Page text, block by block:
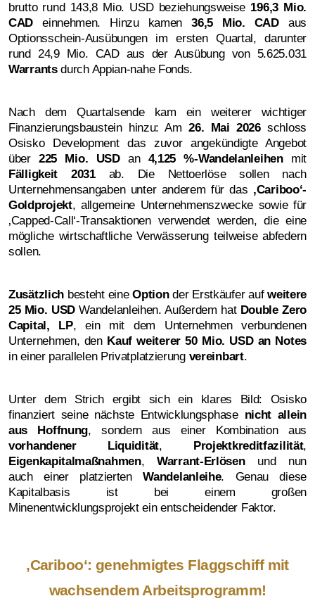
brutto rund 143,8 Mio. USD beziehungsweise 196,3 Mio.
CAD einnehmen. Hinzu kamen36,5 Mio. CAD aus
Optionsschein-Ausübungen im ersten Quartal, darunter
rund 24,9 Mio. CAD aus der Ausübung von 5.625.031
Warrantsdurch Appian-nahe Fonds.
Nach dem Quartalsende kam ein weiterer wichtiger
Finanzierungsbaustein hinzu: Am26. Mai 2026schloss
Osisko Development das zuvor angekündigte Angebot
über225 Mio. USDan 4,125 %-Wandelanleihenmit
Fälligkeit 2031ab. Die Nettoerlöse sollen nach
Unternehmensangaben unter anderem für das ‚Cariboo‘-
Goldprojekt, allgemeine Unternehmenszwecke sowie für
‚Capped-Call‘-Transaktionen verwendet werden, die eine
mögliche wirtschaftliche Verwässerung teilweise abfedern
sollen.
Zusätzlich besteht eineOptionder Erstkäufer aufweitere
25 Mio. USD Wandelanleihen. Außerdem hat Double Zero
Capital, LP, ein mit dem Unternehmen verbundenen
Unternehmen, den Kauf weiterer 50 Mio. USD an Notes
in einer parallelen Privatplatzierung vereinbart.
Unter dem Strich ergibt sich ein klares Bild: Osisko
finanziert seine nächste Entwicklungsphase nicht allein
aus Hoffnung, sondern aus einer Kombination aus
vorhandener Liquidität, Projektkreditfazilität,
Eigenkapitalmaßnahmen,Warrant-Erlösenund nun
auch einer platziertenWandelanleihe. Genau diese
Kapitalbasis ist bei einem großen
Minenentwicklungsprojekt ein entscheidender Faktor.
‚Cariboo‘: genehmigtes Flaggschiff mit
wachsendem Arbeitsprogramm!